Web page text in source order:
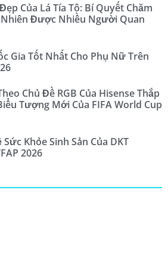
Của Lá Tía Tô: Bí Quyết Chăm
Nhiên Được Nhiều Người Quan
Gia Tốt Nhất Cho Phụ Nữ Trên
Chủ Đề RGB Của Hisense Thắp
Tượng Mới Của FIFA World Cup
Sức Khỏe Sinh Sản Của DKT
2026